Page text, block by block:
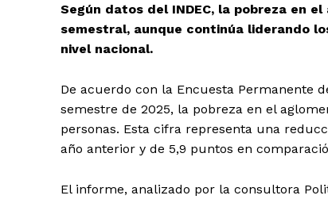
Según datos del INDEC, la pobreza en
semestral, aunque continúa liderando
nivel nacional.
De acuerdo con la Encuesta Permanente
semestre de 2025, la pobreza en el
personas. Esta cifra representa una
año anterior y de 5,9 puntos en
El informe, analizado por la consultora